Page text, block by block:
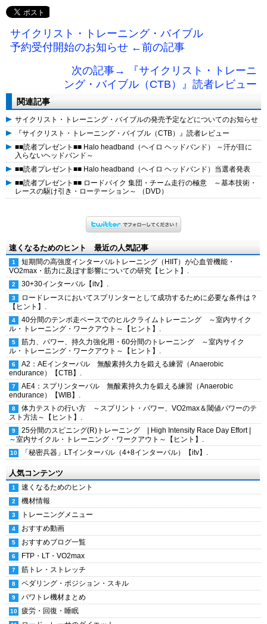
サイクリスト・トレーニング・バイブル
予約受付開始のお知らせ ←前の記事
次の記事→ 『サイクリスト・トレーニ
ング・バイブル（CTB）』読者レビュー
関連記事
サイクリスト・トレーニング・バイブルの発売予定などについてのお知らせ
『サイクリスト・トレーニング・バイブル（CTB）』読者レビュー
■■読者プレゼント■■ Halo headband（ヘイロ ヘッドバンド） ～汗が目に
入らないヘッドバンド～
■■読者プレゼント■■ Halo headband（ヘイロ ヘッドバンド）当選者発表
■■読者プレゼント■■ ロードバイク 集団・チーム走行の極意 ～基本技術・
レースの駆け引き・ローテーション～ （DVD）
速くなるためのヒント 最近の人気記事
短期間の高強度インターバルトレーニング（HIIT）が心血管機能・
VO2max・筋力に及ぼす影響についての研究【ヒント】.
30+30インターバル【itv】.
ロードレースにおいてスプリンターとして成功するために必要な条件は？
【ヒント】.
40分間のテンポ走ペースでのヒルクライムトレーニング ～室内サイク
ル・トレーニング・ワークアウト～【ヒント】.
筋力、パワー、持久力強化用・60分間のトレーニング ～室内サイク
ル・トレーニング・ワークアウト～【ヒント】.
A2：AEインターバル 無酸素持久力を鍛える練習（Anaerobic
endurance）【CTB】.
AE4：スプリンターバル 無酸素持久力を鍛える練習（Anaerobic
endurance）【WIB】.
体力テストの行い方 ～スプリント・パワー、VO2max＆閾値パワーのテ
スト方法～【ヒント】.
25分間のスピニング(R)トレーニング | High Intensity Race Day Effort |
～室内サイクル・トレーニング・ワークアウト～【ヒント】.
「秘密兵器」LTインターバル（4+8インターバル）【itv】.
人気コンテンツ
速くなるためのヒント
機材情報
トレーニングメニュー
おすすめ動画
おすすめブログ一覧
FTP・LT・VO2max
筋トレ・ストレッチ
ペダリング・ポジション・スキル
パワトレ機材まとめ
疲労・回復・睡眠